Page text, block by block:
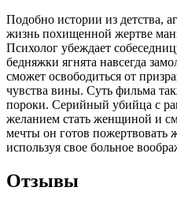
Подобно истории из детства,
жизнь похищенной жертве
Психолог убеждает
бедняжки ягнята навсегда
сможет освободиться от
чувства вины. Суть фильма
пороки. Серийный убийца с
желанием стать женщиной и
мечты он готов пожертвовать
используя свое больное
Отзывы